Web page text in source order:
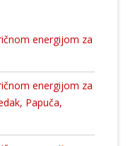
energijom za
energijom za
Papuča,